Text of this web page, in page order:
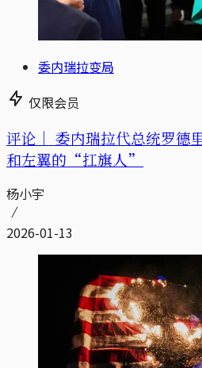
委内瑞拉变局
仅限会员
评论｜ 委内瑞拉代总统罗德
和左翼的“扛旗人”
杨小宇
2026-01-13